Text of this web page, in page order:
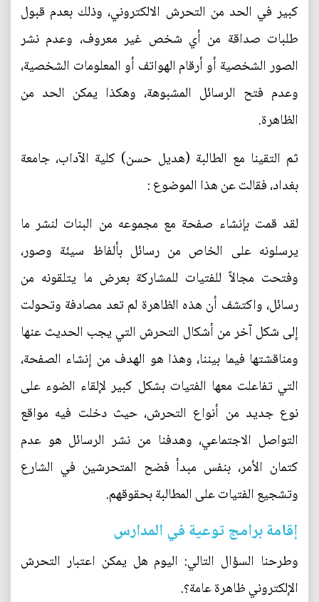
كبير في الحد من التحرش الالكتروني، وذلك بعدم قبول
طلبات صداقة من أي شخص غير معروف، وعدم نشر
الصور الشخصية أو أرقام الهواتف أو المعلومات الشخصية،
وعدم فتح الرسائل المشبوهة، وهكذا يمكن الحد من
الظاهرة.
ثم التقينا مع الطالبة (هديل حسن) كلية الآداب، جامعة
بغداد، فقالت عن هذا الموضوع :
لقد قمت بإنشاء صفحة مع مجموعه من البنات لنشر ما
يرسلونه على الخاص من رسائل بألفاظ سيئة وصور،
وفتحت مجالاً للفتيات للمشاركة بعرض ما يتلقونه من
رسائل، واكتشف أن هذه الظاهرة لم تعد مصادفة وتحولت
إلى شكل آخر من أشكال التحرش التي يجب الحديث عنها
ومناقشتها فيما بيننا، وهذا هو الهدف من إنشاء الصفحة،
التي تفاعلت معها الفتيات بشكل كبير لإلقاء الضوء على
نوع جديد من أنواع التحرش، حيث دخلت فيه مواقع
التواصل الاجتماعي، وهدفنا من نشر الرسائل هو عدم
كتمان الأمر، بنفس مبدأ فضح المتحرشين في الشارع
وتشجيع الفتيات على المطالبة بحقوقهم.
إقامة برامج توعية في المدارس
وطرحنا السؤال التالي: اليوم هل يمكن اعتبار التحرش
الإلكتروني ظاهرة عامة؟.